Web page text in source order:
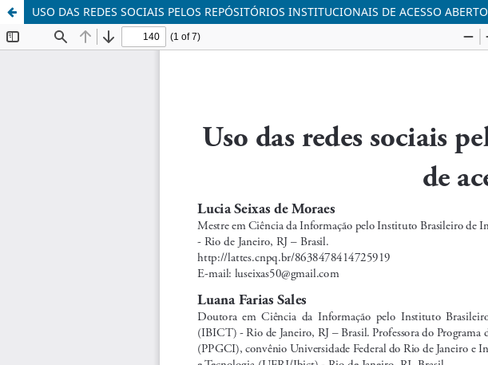
USO DAS REDES SOCIAIS PELOS REPÓSITÓRIOS INSTITUCIONAIS DE ACESSO ABERTO